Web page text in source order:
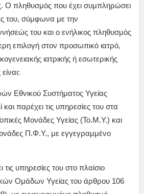
Ο πληθυσμός που έχει συμπληρώσει
του, σύμφωνα με την
του και ο ενήλικος πληθυσμός
επιλογή στον προσωπικό ιατρό,
ιατρικής ή εσωτερικής
Εθνικού Συστήματος Υγείας
παρέχει τις υπηρεσίες του στα
Μονάδες Υγείας (Το.Μ.Υ.) και
Π.Φ.Υ., με εγγεγραμμένο
υπηρεσίες του στο πλαίσιο
Ομάδων Υγείας του άρθρου 106